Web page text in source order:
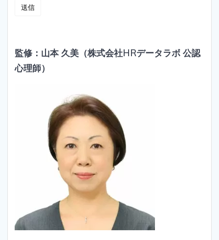
監修：山本 久美（株式会社HRデータラボ 公認
心理師）